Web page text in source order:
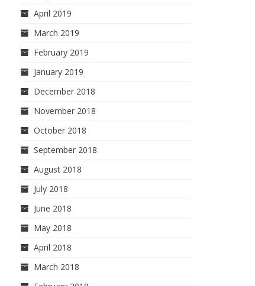
April 2019
March 2019
February 2019
January 2019
December 2018
November 2018
October 2018
September 2018
August 2018
July 2018
June 2018
May 2018
April 2018
March 2018